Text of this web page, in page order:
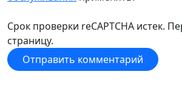
Срок проверки reCAPTCHA истек.
страницу.